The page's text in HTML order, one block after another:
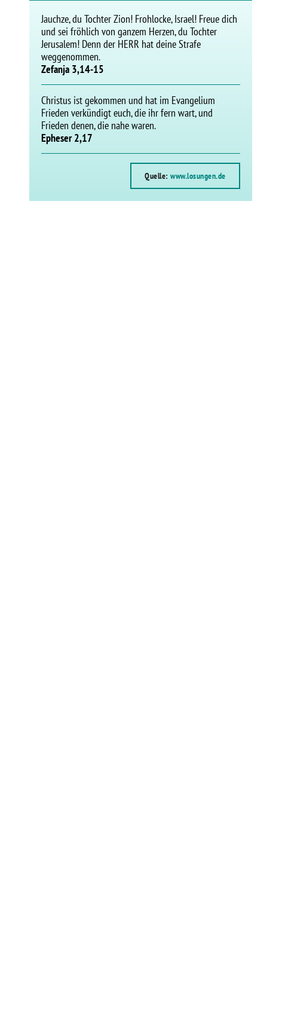
Jauchze, du Tochter Zion! Frohlocke, Israel! Freue dich
und sei fröhlich von ganzem Herzen, du Tochter
Jerusalem! Denn der HERR hat deine Strafe
weggenommen.
Zefanja 3,14-15
Christus ist gekommen und hat im Evangelium
Frieden verkündigt euch, die ihr fern wart, und
Frieden denen, die nahe waren.
Epheser 2,17
Quelle: www.losungen.de